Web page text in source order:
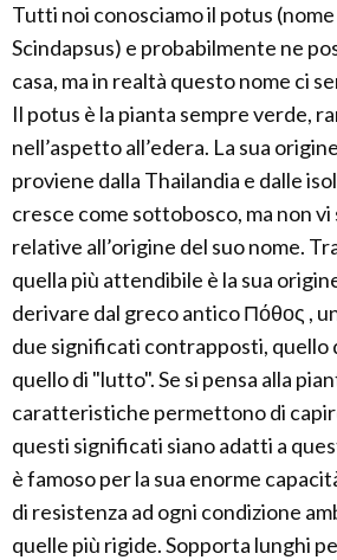
Tutti noi conosciamo il potus
Scindapsus) e probabilmente ne
casa, ma in realtà questo nome ci
Il potus è la pianta sempre verde,
nell’aspetto all’edera. La sua
proviene dalla Thailandia e dalle
cresce come sottobosco, ma non
relative all’origine del suo nome.
quella più attendibile è la sua
derivare dal greco antico Πόθος ,
due significati contrapposti, quello
quello di "lutto". Se si pensa alla
caratteristiche permettono di
questi significati siano adatti a
è famoso per la sua enorme
di resistenza ad ogni condizione
quelle più rigide. Sopporta lunghi